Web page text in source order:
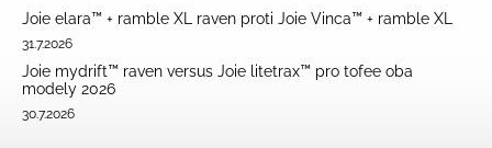
Joie elara™ + ramble XL raven proti Joie Vinca™ + ramble XL
31.7.2026
Joie mydrift™ raven versus Joie litetrax™ pro tofee oba
modely 2026
30.7.2026